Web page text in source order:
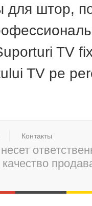
для штор,
TV
TV pe
Контакты